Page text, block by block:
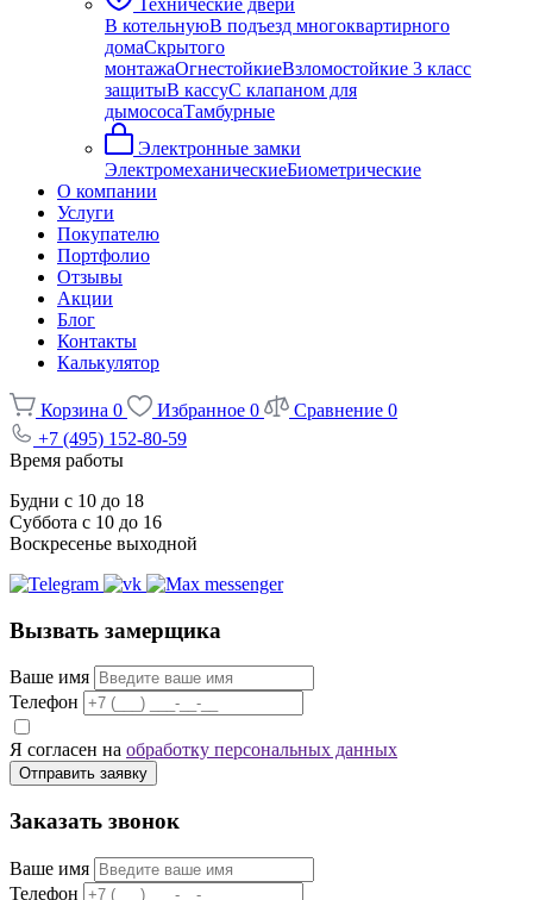
Технические двери
В котельнуюВ подъезд многоквартирного
домаСкрытого
монтажаОгнестойкиеВзломостойкие 3 класс
защитыВ кассуС клапаном для
дымососаТамбурные
Электронные замки
ЭлектромеханическиеБиометрические
О компании
Услуги
Покупателю
Портфолио
Отзывы
Акции
Блог
Контакты
Калькулятор
Корзина 0 Избранное 0 Сравнение 0
+7 (495) 152-80-59
Время работы
Будни с 10 до 18
Суббота с 10 до 16
Воскресенье выходной
Вызвать замерщика
Ваше имя
Телефон
Я согласен на обработку персональных данных
Отправить заявку
Заказать звонок
Ваше имя
Телефон